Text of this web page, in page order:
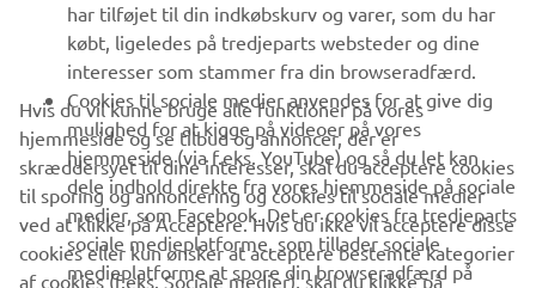
NYHEDSBREV
Vær den første til at få besked om de seneste tilbud, særlige
arrangementer, nye udgivelser og meget mere.
TILMELD DIG
Læs vores privatlivspolitik for at lære, hvordan vi behandler dine
har tilføjet til din indkøbskurv og varer, som du har
købt, ligeledes på tredjeparts websteder og dine
interesser som stammer fra din browseradfærd.
Cookies til sociale medier anvendes for at give dig
mulighed for at kigge på videoer på vores
hjemmeside (via f.eks. YouTube) og så du let kan
dele indhold direkte fra vores hjemmeside på sociale
medier, som Facebook. Det er cookies fra tredjeparts
sociale medieplatforme, som tillader sociale
medieplatforme at spore din browseradfærd på
Hvis du vil kunne bruge alle funktioner på vores
hjemmeside og se tilbud og annoncer, der er
skræddersyet til dine interesser, skal du acceptere cookies
til sporing og annoncering og cookies til sociale medier
ved at klikke på Acceptere. Hvis du ikke vil acceptere disse
cookies eller kun ønsker at acceptere bestemte kategorier
af cookies (f.eks. Sociale medier), skal du klikke på